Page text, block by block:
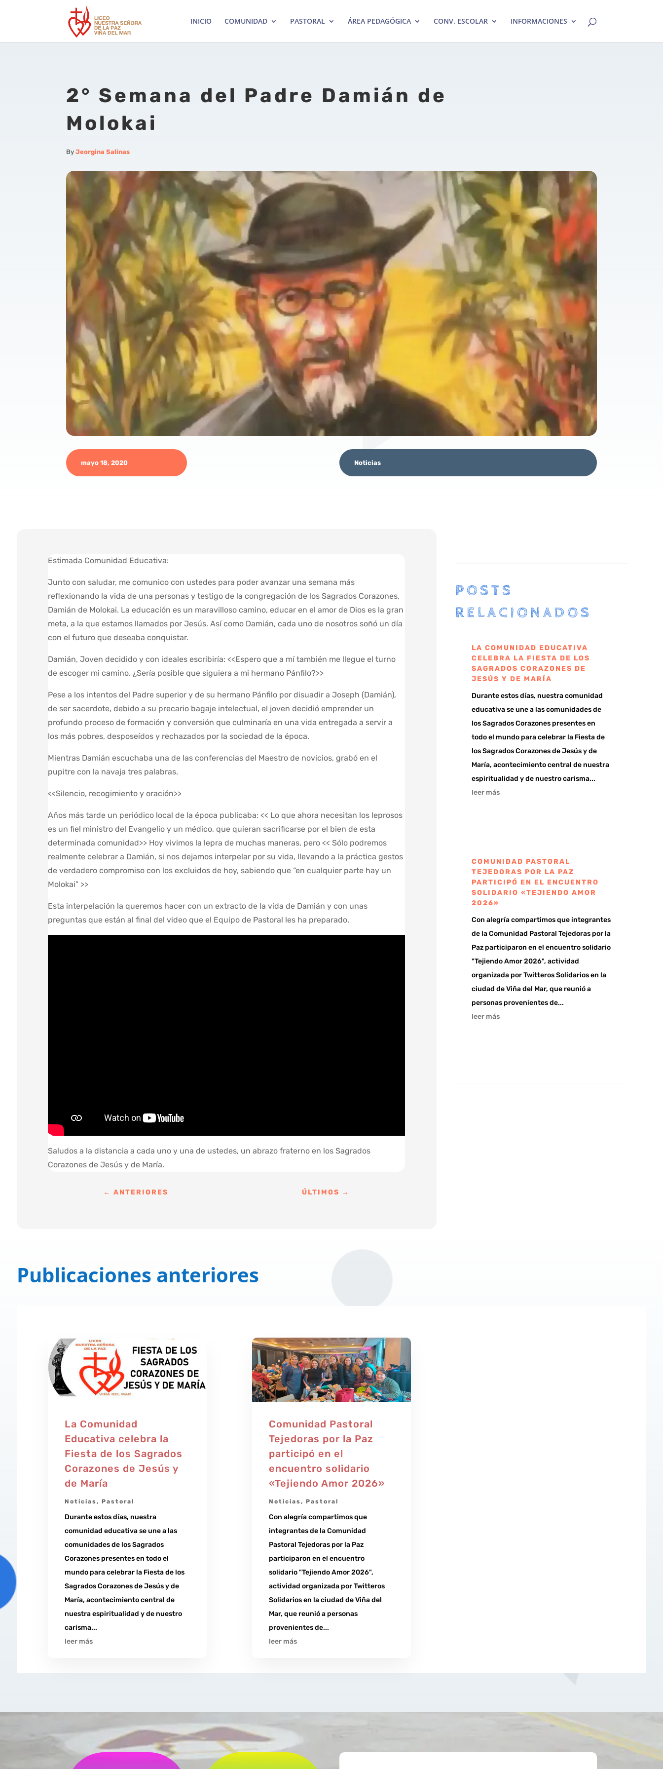
INICIO COMUNIDAD PASTORAL ÁREA PEDAGÓGICA CONV. ESCOLAR INFORMACIONES
2° Semana del Padre Damián de
Molokai
ByJeorgina Salinas
mayo 18, 2020 Noticias
Estimada Comunidad Educativa:
Junto con saludar, me comunico con ustedes para poder avanzar una semana más
reflexionando la vida de una personas y testigo de la congregación de los Sagrados Corazones,
Damián de Molokai. La educación es un maravilloso camino, educar en el amor de Dios es la gran
meta, a la que estamos llamados por Jesús. Así como Damián, cada uno de nosotros soñó un día
con el futuro que deseaba conquistar.
Damián, Joven decidido y con ideales escribiría: <<Espero que a mí también me llegue el turno
de escoger mi camino. ¿Sería posible que siguiera a mi hermano Pánfilo?>>
Pese a los intentos del Padre superior y de su hermano Pánfilo por disuadir a Joseph (Damián),
de ser sacerdote, debido a su precario bagaje intelectual, el joven decidió emprender un
profundo proceso de formación y conversión que culminaría en una vida entregada a servir a
los más pobres, desposeídos y rechazados por la sociedad de la época.
Mientras Damián escuchaba una de las conferencias del Maestro de novicios, grabó en el
pupitre con la navaja tres palabras.
<<Silencio, recogimiento y oración>>
Años más tarde un periódico local de la época publicaba: << Lo que ahora necesitan los leprosos
es un fiel ministro del Evangelio y un médico, que quieran sacrificarse por el bien de esta
determinada comunidad>> Hoy vivimos la lepra de muchas maneras, pero << Sólo podremos
realmente celebrar a Damián, si nos dejamos interpelar por su vida, llevando a la práctica gestos
de verdadero compromiso con los excluidos de hoy, sabiendo que “en cualquier parte hay un
Molokai” >>
Esta interpelación la queremos hacer con un extracto de la vida de Damián y con unas
preguntas que están al final del video que el Equipo de Pastoral les ha preparado.
Saludos a la distancia a cada uno y una de ustedes, un abrazo fraterno en los Sagrados
Corazones de Jesús y de María.
←ANTERIORES ÚLTIMOS →
POSTS
RELACIONADOS
LA COMUNIDAD EDUCATIVA
CELEBRA LA FIESTA DE LOS
SAGRADOS CORAZONES DE
JESÚS Y DE MARÍA
Durante estos días, nuestra comunidad
educativa se une a las comunidades de
los Sagrados Corazones presentes en
todo el mundo para celebrar la Fiesta de
los Sagrados Corazones de Jesús y de
María, acontecimiento central de nuestra
espiritualidad y de nuestro carisma...
leer más
COMUNIDAD PASTORAL
TEJEDORAS POR LA PAZ
PARTICIPÓ EN EL ENCUENTRO
SOLIDARIO «TEJIENDO AMOR
2026»
Con alegría compartimos que integrantes
de la Comunidad Pastoral Tejedoras por la
Paz participaron en el encuentro solidario
"Tejiendo Amor 2026", actividad
organizada por Twitteros Solidarios en la
ciudad de Viña del Mar, que reunió a
personas provenientes de...
leer más
Publicaciones anteriores
La Comunidad
Educativa celebra la
Fiesta de los Sagrados
Corazones de Jesús y
de María
Noticias,Pastoral
Durante estos días, nuestra
comunidad educativa se une a las
comunidades de los Sagrados
Corazones presentes en todo el
mundo para celebrar la Fiesta de los
Sagrados Corazones de Jesús y de
María, acontecimiento central de
nuestra espiritualidad y de nuestro
carisma...
leer más
Comunidad Pastoral
Tejedoras por la Paz
participó en el
encuentro solidario
«Tejiendo Amor 2026»
Noticias,Pastoral
Con alegría compartimos que
integrantes de la Comunidad
Pastoral Tejedoras por la Paz
participaron en el encuentro
solidario "Tejiendo Amor 2026",
actividad organizada por Twitteros
Solidarios en la ciudad de Viña del
Mar, que reunió a personas
provenientes de...
leer más